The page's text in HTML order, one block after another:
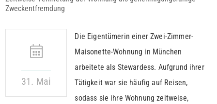
Zweckentfremdung
31. Mai
Die Eigentümerin einer Zwei-Zimmer-
Maisonette-Wohnung in München
arbeitete als Stewardess. Aufgrund ihrer
Tätigkeit war sie häufig auf Reisen,
sodass sie ihre Wohnung zeitweise,